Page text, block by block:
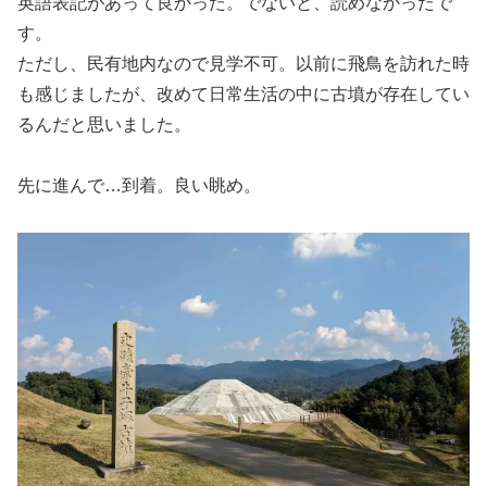
す。
ただし、民有地内なので見学不可。以前に飛鳥を訪れた時
も感じましたが、改めて日常生活の中に古墳が存在してい
るんだと思いました。
先に進んで…到着。良い眺め。